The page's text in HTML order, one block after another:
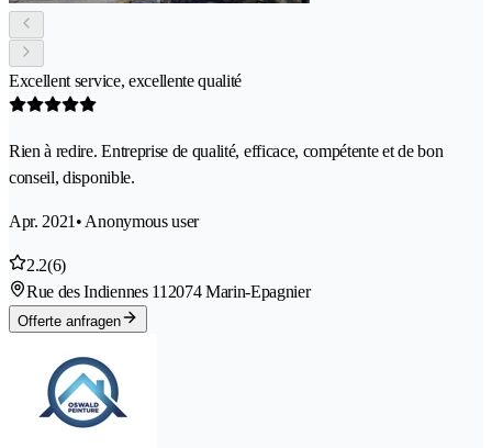
Excellent service, excellente qualité
Rien à redire. Entreprise de qualité, efficace, compétente et de bon
conseil, disponible.
Apr. 2021 • Anonymous user
2.2(6)
Rue des Indiennes 11 2074 Marin-Epagnier
Offerte anfragen